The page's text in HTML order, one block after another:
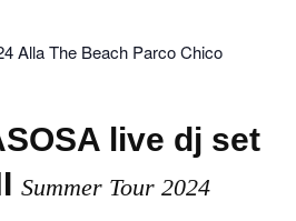
Alla The Beach Parco Chico
live dj set
Summer Tour 2024